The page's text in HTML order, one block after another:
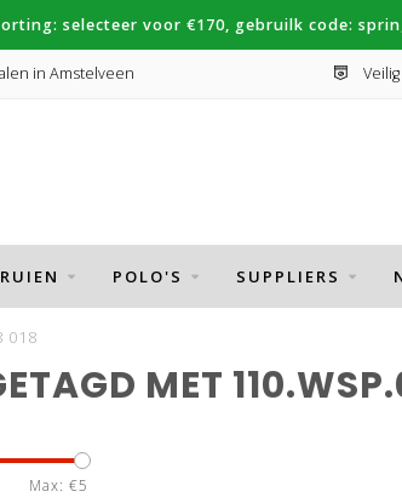
selecteer voor €170, gebruilk code:
in Amstelveen
POLO'S SUPPLIERS
018
MET
Max: €5